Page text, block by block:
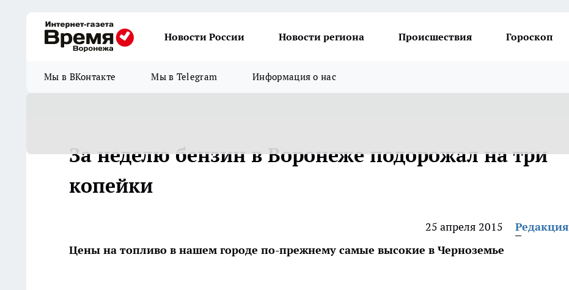
Новости России Новости региона Происшествия Гороскоп
Мы в ВКонтакте Мы в Telegram Информация о нас
За неделю бензин в Воронеже подорожал на три
копейки
25 апреля 2015
Редакция
Цены на топливо в нашем городе по-прежнему самые высокие в Черноземье